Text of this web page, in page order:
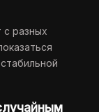
с разных